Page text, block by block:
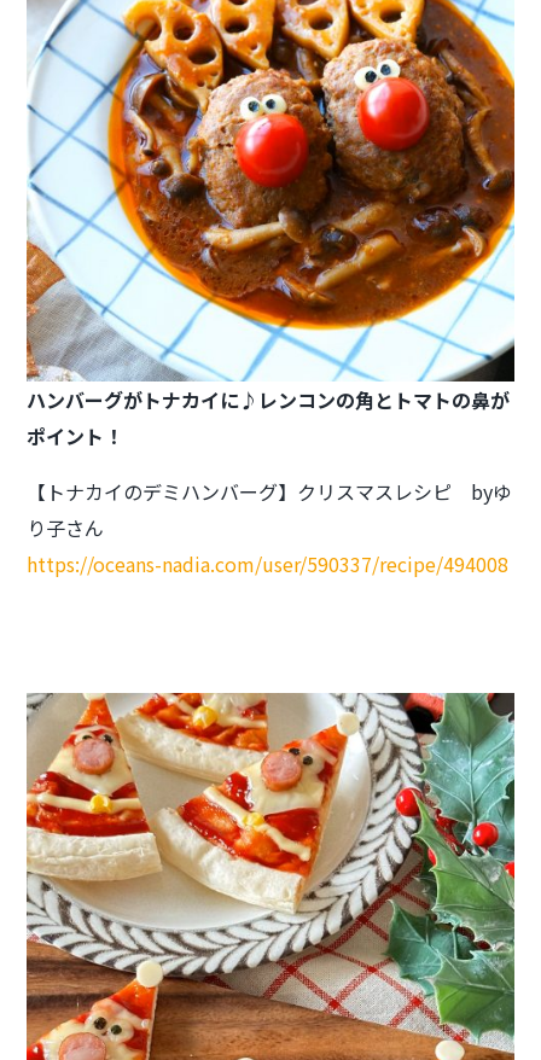
ハンバーグがトナカイに♪ レンコンの角とトマトの鼻が
ポイント！
【トナカイのデミハンバーグ】クリスマスレシピ byゆ
り子さん
https://oceans-nadia.com/user/590337/recipe/494008